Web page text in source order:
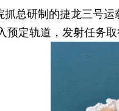
总研制的捷龙三号
预定轨道，发射任务